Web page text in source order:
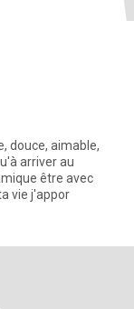
être avec
vie j'appor